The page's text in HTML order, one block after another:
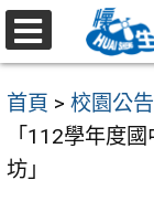
跳
至
要
容
首頁 > 校園公告
「112學年度
坊」
選
單